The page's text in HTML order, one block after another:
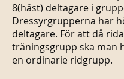
8(häst) deltagare i
Dressyrgrupperna har
deltagare. För att då
träningsgrupp ska man
en ordinarie ridgrupp.